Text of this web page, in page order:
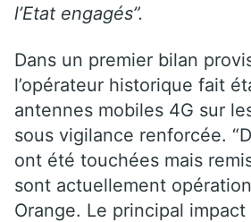
l’Etat engagés”.
Dans un premier bilan
l’opérateur historique fait
antennes mobiles 4G sur
sous vigilance renforcée.
ont été touchées mais
sont actuellement
Orange. Le principal